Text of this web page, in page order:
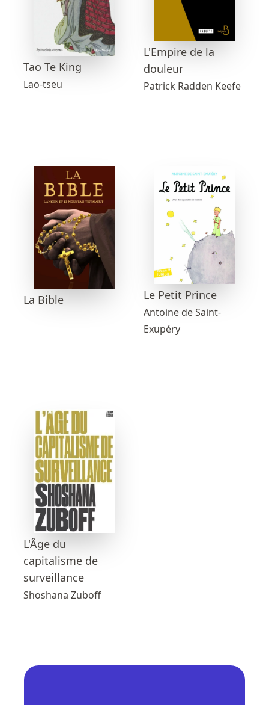
Tao Te King
Lao-tseu
L'Empire de la
douleur
Patrick Radden Keefe
La Bible Le Petit Prince
Antoine de Saint-
Exupéry
L'Âge du
capitalisme de
surveillance
Shoshana Zuboff